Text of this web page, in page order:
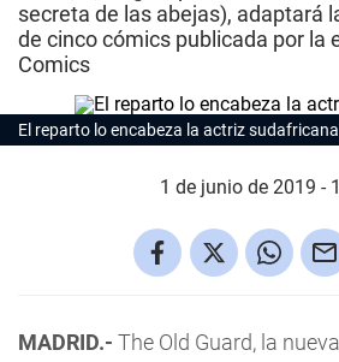
secreta de las abejas), adaptará
de cinco cómics publicada por la
Comics
El reparto lo encabeza la actriz
1 de junio de 2019 -
MADRID.- The Old Guard, la